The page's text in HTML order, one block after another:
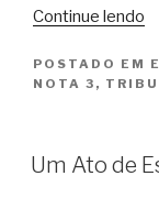
Continue lendo
POSTADO EM
NOTA 3 ,
Um Ato de